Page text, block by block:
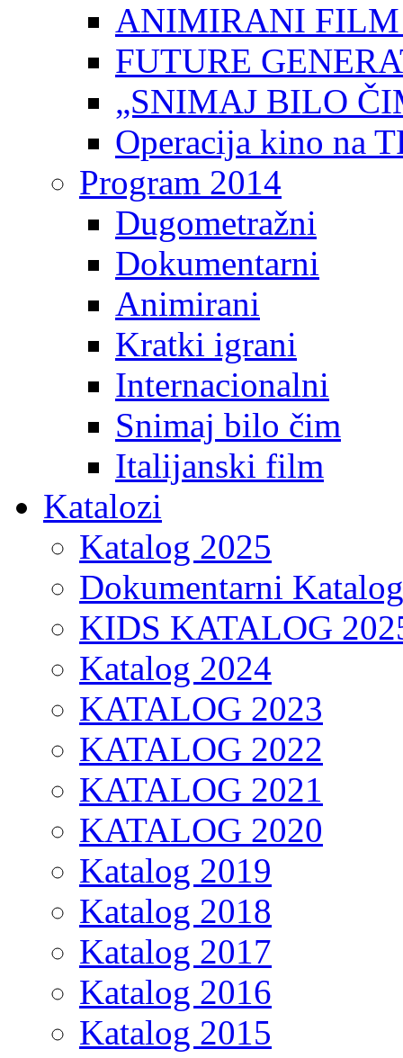
ANIMIRANI FILM
FUTURE
„SNIMAJ BILO
Operacija kino na
Program 2014
Dugometražni
Dokumentarni
Animirani
Kratki igrani
Internacionalni
Snimaj bilo čim
Italijanski film
Katalozi
Katalog 2025
Dokumentarni Katalog
KIDS KATALOG
Katalog 2024
KATALOG 2023
KATALOG 2022
KATALOG 2021
KATALOG 2020
Katalog 2019
Katalog 2018
Katalog 2017
Katalog 2016
Katalog 2015